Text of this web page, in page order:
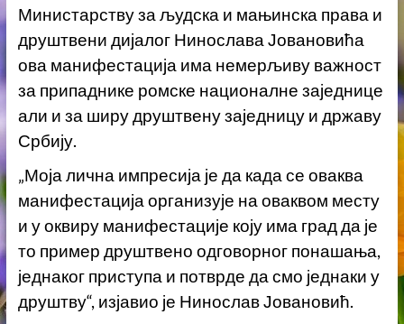
Министарству за људска и мањинска права и
друштвени дијалог Нинослава Јовановића
ова манифестација има немерљиву важност
за припаднике ромске националне заједнице
али и за ширу друштвену заједницу и државу
Србију.
„Моја лична импресија је да када се оваква
манифестација организује на оваквом месту
и у оквиру манифестације коју има град да је
то пример друштвено одговорног понашања,
једнаког приступа и потврде да смо једнаки у
друштву“, изјавио је Нинослав Јовановић.